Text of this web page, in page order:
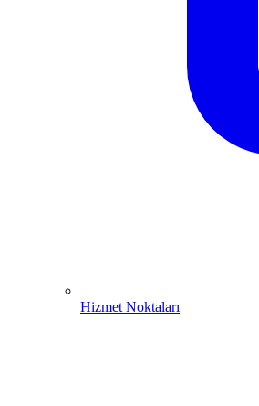
Hizmet Noktaları